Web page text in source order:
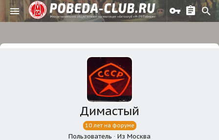
Димастый
10 лет на форуме
Пользователь · Из Москва